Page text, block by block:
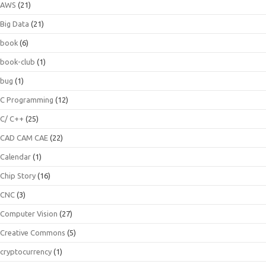
AWS (21)
Big Data (21)
book (6)
book-club (1)
bug (1)
C Programming (12)
C/ C++ (25)
CAD CAM CAE (22)
Calendar (1)
Chip Story (16)
CNC (3)
Computer Vision (27)
Creative Commons (5)
cryptocurrency (1)